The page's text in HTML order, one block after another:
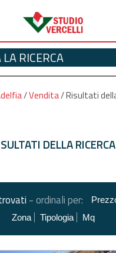
LA RICERCA
/Vendita/Risultati
DELLA RICERCA
-ordinali per:
Zona
Tipologia Mq